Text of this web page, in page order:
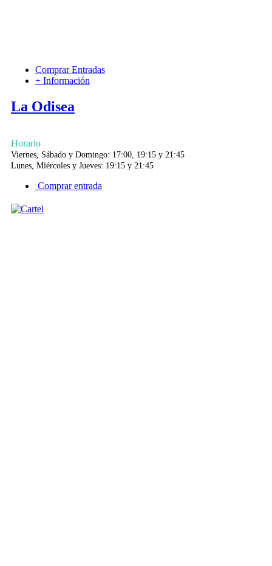
Comprar Entradas
+ Información
La Odisea
Horario
Viernes, Sábado y Domingo: 17:00, 19:15 y 21:45
Lunes, Miércoles y Jueves: 19:15 y 21:45
Comprar entrada